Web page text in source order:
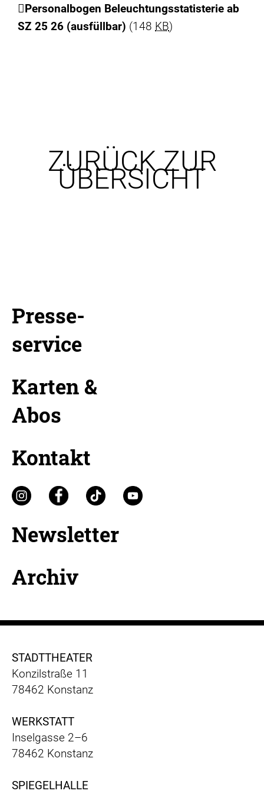
Personalbogen Beleuchtungsstatisterie ab
SZ 25 26 (ausfüllbar) (148 KB)
ZURÜCK ZUR
ÜBERSICHT
Presse-
service
Karten &
Abos
Kontakt
Newsletter
Archiv
STADTTHEATER
Konzilstraße 11
78462 Konstanz
WERKSTATT
Inselgasse 2–6
78462 Konstanz
SPIEGELHALLE